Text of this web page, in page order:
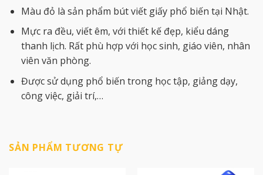
Màu đỏ là sản phẩm bút viết giấy phổ biến tại Nhật.
Mực ra đều, viết êm, với thiết kế đẹp, kiểu dáng
thanh lịch. Rất phù hợp với học sinh, giáo viên, nhân
viên văn phòng.
Được sử dụng phổ biến trong học tập, giảng dạy,
công việc, giải trí,…
SẢN PHẨM TƯƠNG TỰ